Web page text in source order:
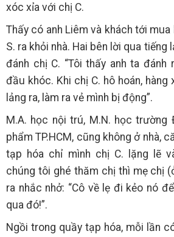
xóc xỉa với chị C.
Thấy có anh Liêm và khách tới mua
S. ra khỏi nhà. Hai bên lời qua tiếng
đánh chị C. “Tôi thấy anh ta đánh
đầu khóc. Khi chị C. hô hoán, hàng
lảng ra, làm ra vẻ mình bị động”.
M.A. học nội trú, M.N. học trường
phẩm TP.HCM, cũng không ở nhà,
tạp hóa chỉ mình chị C. lặng lẽ
chúng tôi ghé thăm chị thì mẹ chị
ra nhắc nhở: “Cô về lẹ đi kẻo nó
qua đó!”.
Ngồi trong quầy tạp hóa, mỗi lần